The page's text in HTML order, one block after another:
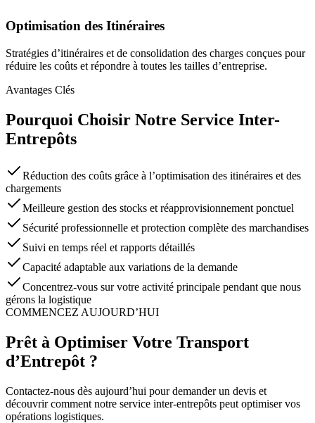
Optimisation des Itinéraires
Stratégies d’itinéraires et de consolidation des charges conçues pour
réduire les coûts et répondre à toutes les tailles d’entreprise.
Avantages Clés
Pourquoi Choisir Notre Service Inter-
Entrepôts
Réduction des coûts grâce à l’optimisation des itinéraires et des
chargements
Meilleure gestion des stocks et réapprovisionnement ponctuel
Sécurité professionnelle et protection complète des marchandises
Suivi en temps réel et rapports détaillés
Capacité adaptable aux variations de la demande
Concentrez-vous sur votre activité principale pendant que nous
gérons la logistique
COMMENCEZ AUJOURD’HUI
Prêt à Optimiser Votre Transport
d’Entrepôt ?
Contactez-nous dès aujourd’hui pour demander un devis et
découvrir comment notre service inter-entrepôts peut optimiser vos
opérations logistiques.